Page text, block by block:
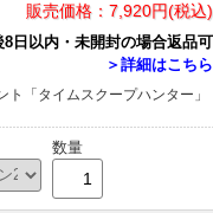
販売価格： 7,920円(税込)
日以内・未開封の場合返品可
＞詳細はこちら
「タイムスクープハンター」
数量